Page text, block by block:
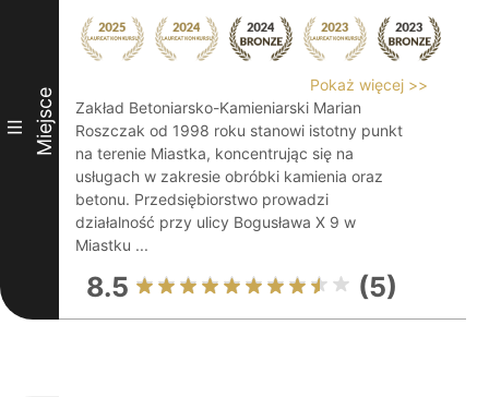
III Miejsce
Pokaż więcej >>
Zakład Betoniarsko-Kamieniarski Marian
Roszczak od 1998 roku stanowi istotny punkt
na terenie Miastka, koncentrując się na
usługach w zakresie obróbki kamienia oraz
betonu. Przedsiębiorstwo prowadzi
działalność przy ulicy Bogusława X 9 w
Miastku ...
8.5 (5)